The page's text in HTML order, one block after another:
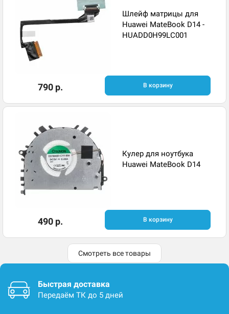
Шлейф матрицы для
Huawei MateBook D14 -
HUADD0H99LC001
790 р. В корзину
Кулер для ноутбука
Huawei MateBook D14
490 р. В корзину
Смотреть все товары
Быстрая доставка
Передаём ТК до 5 дней